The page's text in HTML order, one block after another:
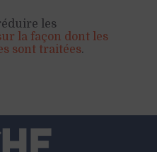
les
la façon dont les
sont traitées.